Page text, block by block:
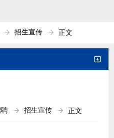
招生宣传 正文
聘 招生宣传 正文